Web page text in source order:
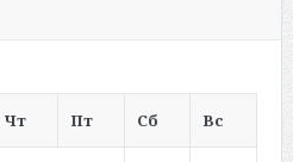
Чт Пт Сб Вс